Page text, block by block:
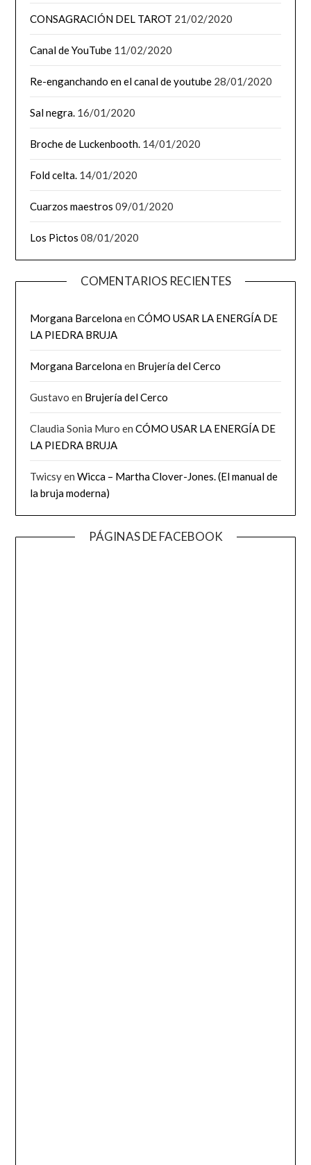
CONSAGRACIÓN DEL TAROT 21/02/2020
Canal de YouTube 11/02/2020
Re-enganchando en el canal de youtube 28/01/2020
Sal negra. 16/01/2020
Broche de Luckenbooth. 14/01/2020
Fold celta. 14/01/2020
Cuarzos maestros 09/01/2020
Los Pictos 08/01/2020
COMENTARIOS RECIENTES
Morgana BarcelonaenCÓMO USAR LA ENERGÍA DE
LA PIEDRA BRUJA
Morgana Barcelonaen Brujería del Cerco
Gustavo en Brujería del Cerco
Claudia Sonia Muro enCÓMO USAR LA ENERGÍA DE
LA PIEDRA BRUJA
TwicsyenWicca – Martha Clover-Jones. (El manual de
la bruja moderna)
PÁGINAS DE FACEBOOK